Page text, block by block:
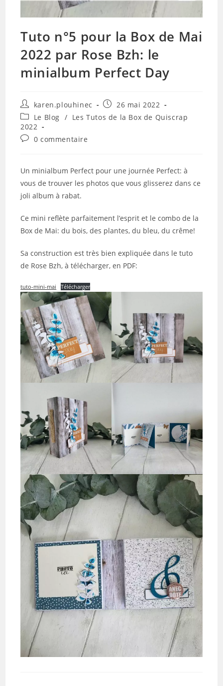
Tuto n°5 pour la Box de Mai
2022 par Rose Bzh: le
minialbum Perfect Day
Auteur/autrice
de
la
publication :
karen.plouhinec
Publication
publiée :
26 mai 2022
Post
category:
Le Blog / Les Tutos de la Box de Quiscrap
2022
Commentaires
publication :
0 commentaire
Un minialbum Perfect pour une journée Perfect: à
vous de trouver les photos que vous glisserez dans ce
joli album à rabat.
Ce mini reflète parfaitement l’esprit et le combo de la
Box de Mai: du bois, des plantes, du bleu, du crême!
Sa construction est très bien expliquée dans le tuto
de Rose Bzh, à télécharger, en PDF:
tuto-mini-mai Télécharger